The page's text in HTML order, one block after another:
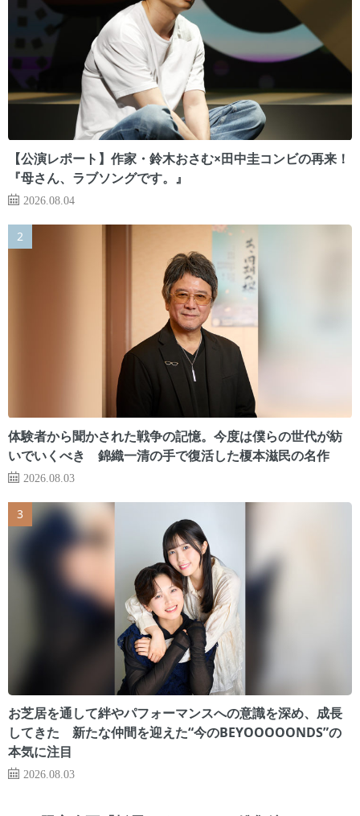
【公演レポート】作家・鈴木おさむ×田中圭コンビの再来！
『母さん、ラブソングです。』
2026.08.04
体験者から聞かされた戦争の記憶。今度は僕らの世代が紡
いでいくべき 錦織一清の手で復活した榎本滋民の名作
2026.08.03
お芝居を通して絆やパフォーマンスへの意識を深め、成長
してきた 新たな仲間を迎えた“今のBEYOOOOONDS”の
本気に注目
2026.08.03